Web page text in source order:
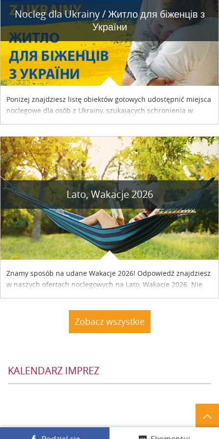
Nocleg dla Ukrainy / Житло для бiженцiв з
України
Poniżej znajdziesz listę obiektów gotowych udostępnić miejsca
noclegowe dla osób z Ukrainy, szukających schronienia w
Lato, Wakacje 2026
Znamy sposób na udane Wakacje 2026! Odpowiedź znajdziesz
w naszych ofertach noclegowych na Lato, Wakacje 2026. Nie
zwlekaj atrakcyjne noclegi czekają...
Zobacz wszystkie
KALENDARZ IMPREZ